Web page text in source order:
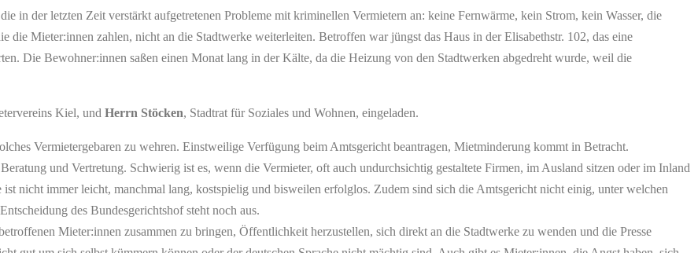
in der letzten Zeit verstärkt aufgetretenen Probleme mit kriminellen Vermietern an: keine Fernwärme, kein Strom, kein Wasser, die
die Mieter:innen zahlen, nicht an die Stadtwerke weiterleiten. Betroffen war jüngst das Haus in der Elisabethstr. 102, das eine
Die Bewohner:innen saßen einen Monat lang in der Kälte, da die Heizung von den Stadtwerken abgedreht wurde, weil die
Kiel, und Herrn Stöcken, Stadtrat für Soziales und Wohnen, eingeladen.
Vermietergebaren zu wehren. Einstweilige Verfügung beim Amtsgericht beantragen, Mietminderung kommt in Betracht.
und Vertretung. Schwierig ist es, wenn die Vermieter, oft auch undurchsichtig gestaltete Firmen, im Ausland sitzen oder im Inland
nicht immer leicht, manchmal lang, kostspielig und bisweilen erfolglos. Zudem sind sich die Amtsgericht nicht einig, unter welchen
des Bundesgerichtshof steht noch aus.
Mieter:innen zusammen zu bringen, Öffentlichkeit herzustellen, sich direkt an die Stadtwerke zu wenden und die Presse